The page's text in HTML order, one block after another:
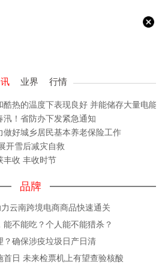
业界 行情
酷热的温度下表现良好 并能储存大量电能
！省防办下发紧急通知
做好城乡居民基本养老保险工作
开雪后减灾自救
丰收 丰收时节
品牌
云南跨境电商商品快速通关
不能吃？个人能不能猎杀？
？确保涉疫垃圾日产日清
日 未来检票机上有望查验核酸